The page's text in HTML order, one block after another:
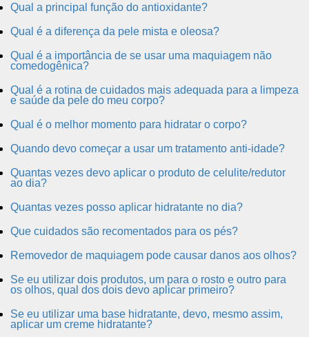
Qual a principal função do antioxidante?
Qual é a diferença da pele mista e oleosa?
Qual é a importância de se usar uma maquiagem não
comedogênica?
Qual é a rotina de cuidados mais adequada para a limpeza
e saúde da pele do meu corpo?
Qual é o melhor momento para hidratar o corpo?
Quando devo começar a usar um tratamento anti-idade?
Quantas vezes devo aplicar o produto de celulite/redutor
ao dia?
Quantas vezes posso aplicar hidratante no dia?
Que cuidados são recomentados para os pés?
Removedor de maquiagem pode causar danos aos olhos?
Se eu utilizar dois produtos, um para o rosto e outro para
os olhos, qual dos dois devo aplicar primeiro?
Se eu utilizar uma base hidratante, devo, mesmo assim,
aplicar um creme hidratante?